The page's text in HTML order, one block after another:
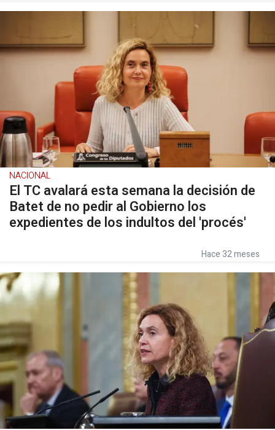
NACIONAL
El TC avalará esta semana la decisión de
Batet de no pedir al Gobierno los
expedientes de los indultos del 'procés'
Hace 32 meses